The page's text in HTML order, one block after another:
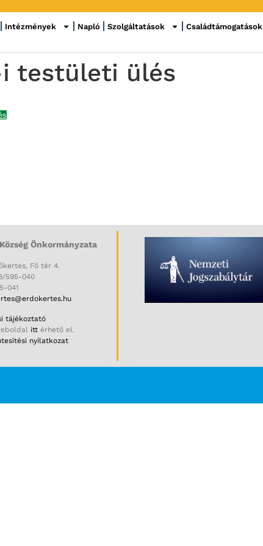
Intézmények Napló Szolgáltatások Családtámogatások
testületi ülés
Önkormányzata
Fő tér 4.
595-040
041
tájékoztató
itt érhető el.
nyilatkozat